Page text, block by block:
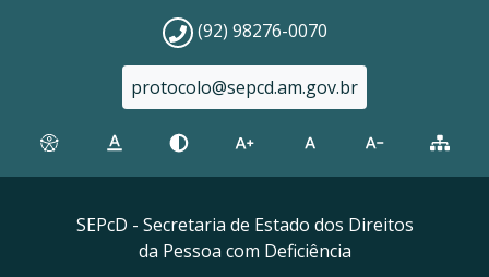
(92) 98276-0070
protocolo@sepcd.am.gov.br
SEPcD - Secretaria de Estado dos Direitos
da Pessoa com Deficiência